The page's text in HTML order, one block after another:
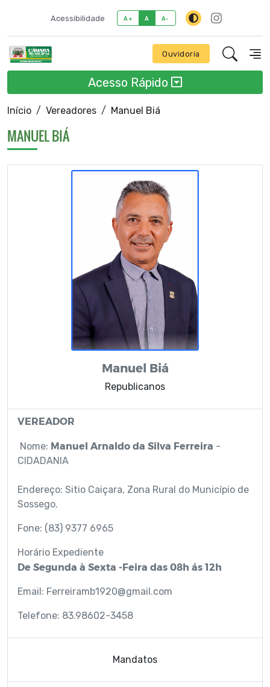
Acessibilidade A+ A A-
Ouvidoria
Acesso Rápido
Início Vereadores Manuel Biá
MANUEL BIÁ
Manuel Biá
Republicanos
VEREADOR
Nome: Manuel Arnaldo da Silva Ferreira -
CIDADANIA
Endereço: Sitio Caiçara, Zona Rural do Município de
Sossego.
Fone: (83) 9377 6965
Horário Expediente
De Segunda à Sexta -Feira das 08h ás 12h
Email: Ferreiramb1920@gmail.com
Telefone: 83.98602-3458
Mandatos